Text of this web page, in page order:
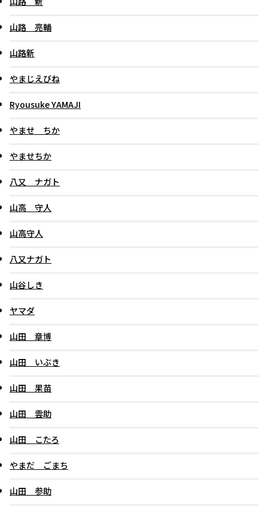
山路 亮輔
山路新
やまじえびね
Ryousuke YAMAJI
やませ ちか
やませちか
八又 ナガト
山高 守人
山高守人
八又ナガト
山谷しき
ヤマダ
山田 章博
山田 いぶき
山田 果苗
山田 雲助
山田 こたろ
やまだ ごまち
山田 参助